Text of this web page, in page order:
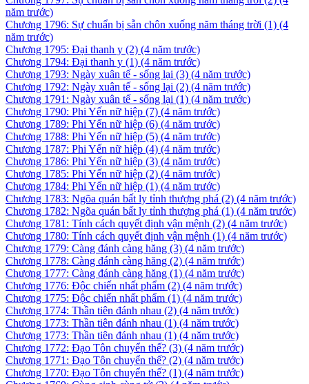
năm trước)
Chương 1796: Sự chuẩn bị sẵn chôn xuống năm tháng trời (1) (4
năm trước)
Chương 1795: Đại thanh y (2) (4 năm trước)
Chương 1794: Đại thanh y (1) (4 năm trước)
Chương 1793: Ngày xuân tế - sống lại (3) (4 năm trước)
Chương 1792: Ngày xuân tế - sống lại (2) (4 năm trước)
Chương 1791: Ngày xuân tế - sống lại (1) (4 năm trước)
Chương 1790: Phi Yến nữ hiệp (7) (4 năm trước)
Chương 1789: Phi Yến nữ hiệp (6) (4 năm trước)
Chương 1788: Phi Yến nữ hiệp (5) (4 năm trước)
Chương 1787: Phi Yến nữ hiệp (4) (4 năm trước)
Chương 1786: Phi Yến nữ hiệp (3) (4 năm trước)
Chương 1785: Phi Yến nữ hiệp (2) (4 năm trước)
Chương 1784: Phi Yến nữ hiệp (1) (4 năm trước)
Chương 1783: Ngõa quán bất ly tỉnh thượng phá (2) (4 năm trước)
Chương 1782: Ngõa quán bất ly tỉnh thượng phá (1) (4 năm trước)
Chương 1781: Tính cách quyết định vận mệnh (2) (4 năm trước)
Chương 1780: Tính cách quyết định vận mệnh (1) (4 năm trước)
Chương 1779: Càng đánh càng hăng (3) (4 năm trước)
Chương 1778: Càng đánh càng hăng (2) (4 năm trước)
Chương 1777: Càng đánh càng hăng (1) (4 năm trước)
Chương 1776: Độc chiến nhất phẩm (2) (4 năm trước)
Chương 1775: Độc chiến nhất phẩm (1) (4 năm trước)
Chương 1774: Thần tiên đánh nhau (2) (4 năm trước)
Chương 1773: Thần tiên đánh nhau (1) (4 năm trước)
Chương 1773: Thần tiên đánh nhau (1) (4 năm trước)
Chương 1772: Đạo Tôn chuyển thế? (3) (4 năm trước)
Chương 1771: Đạo Tôn chuyển thế? (2) (4 năm trước)
Chương 1770: Đạo Tôn chuyển thế? (1) (4 năm trước)